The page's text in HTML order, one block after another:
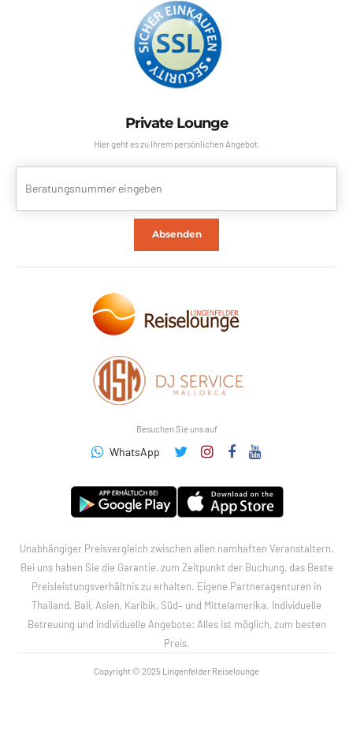
Private Lounge
Hier geht es zu Ihrem persönlichen Angebot.
Absenden
Besuchen Sie uns auf
WhatsApp
Unabhängiger Preisvergleich zwischen allen namhaften Veranstaltern.
Bei uns haben Sie die Garantie, zum Zeitpunkt der Buchung, das Beste
Preisleistungsverhältnis zu erhalten. Eigene Partneragenturen in
Thailand, Bali, Asien, Karibik, Süd– und Mittelamerika. Individuelle
Betreuung und individuelle Angebote: Alles ist möglich, zum besten
Preis.
Copyright © 2025 Lingenfelder Reiselounge